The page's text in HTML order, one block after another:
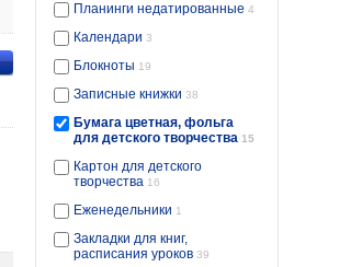
Планинги недатированные 4
Календари 3
Блокноты 19
Записные книжки 38
Бумага цветная, фольга
для детского творчества 15
Картон для детского
творчества 16
Еженедельники 1
Закладки для книг,
расписания уроков 39